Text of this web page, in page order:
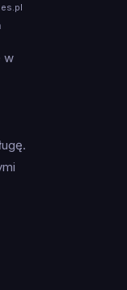
es.pl
w